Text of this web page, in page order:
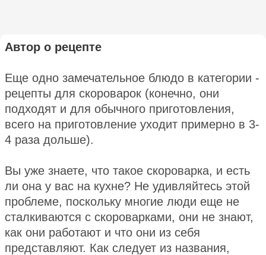
Автор о рецепте
Еще одно замечательное блюдо в категории -
рецепты для скороварок (конечно, они
подходят и для обычного приготовления,
всего на приготовление уходит примерно в 3-
4 раза дольше).
Вы уже знаете, что такое скороварка, и есть
ли она у вас на кухне? Не удивляйтесь этой
проблеме, поскольку многие люди еще не
сталкиваются с скороварками, они не знают,
как они работают и что они из себя
представляют. Как следует из названия,